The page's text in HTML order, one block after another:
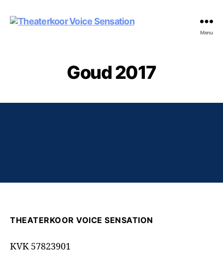
Menu
Goud 2017
THEATERKOOR VOICE SENSATION
KVK 57823901